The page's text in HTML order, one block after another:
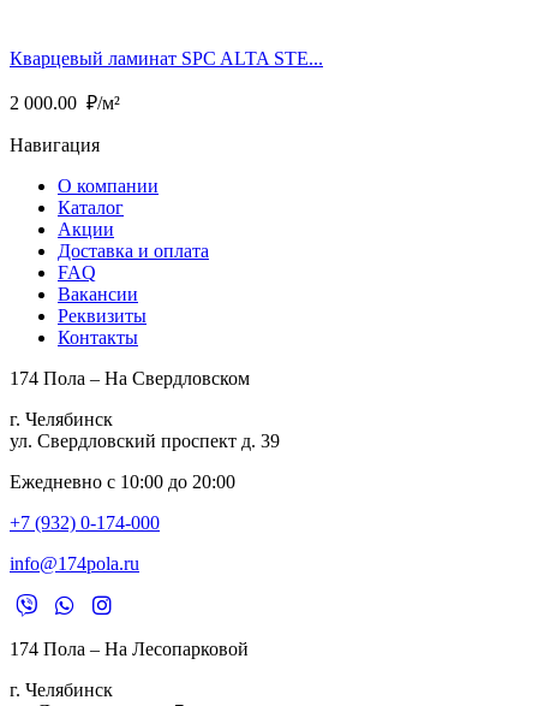
Кварцевый ламинат SPC ALTA STE...
2 000.00 ₽/м²
Навигация
О компании
Каталог
Акции
Доставка и оплата
FAQ
Вакансии
Реквизиты
Контакты
174 Пола – На Свердловском
г. Челябинск
ул. Свердловский проспект д. 39
Ежедневно с 10:00 до 20:00
+7 (932) 0-174-000
info@174pola.ru
174 Пола – На Лесопарковой
г. Челябинск